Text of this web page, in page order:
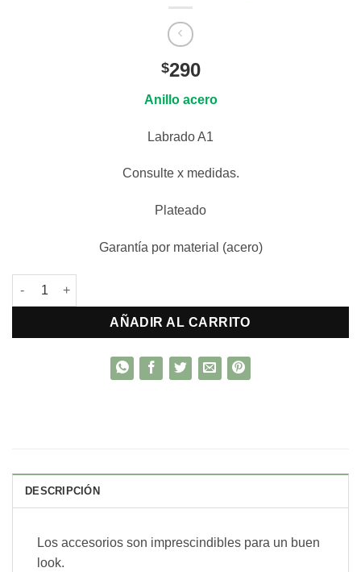
$290
Anillo acero
Labrado A1
Consulte x medidas.
Plateado
Garantía por material (acero)
Anillo acero quirúrgico cantidad
AÑADIR AL CARRITO
DESCRIPCIÓN
Los accesorios son imprescindibles para un buen
look.